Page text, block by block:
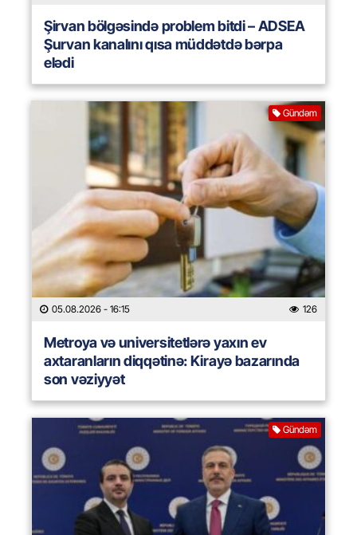
Şirvan bölgəsində problem bitdi – ADSEA
Şurvan kanalını qısa müddətdə bərpa
elədi
Gündəm
05.08.2026 - 16:15 126
Metroya və universitetlərə yaxın ev
axtaranların diqqətinə: Kirayə bazarında
son vəziyyət
Gündəm